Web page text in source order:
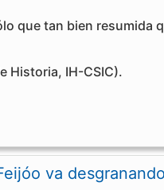
que tan bien resumida
Historia, IH-CSIC).
va